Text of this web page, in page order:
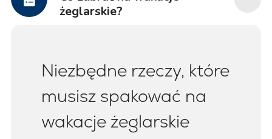
żeglarskie?
Niezbędne rzeczy, które
musisz spakować na
wakacje żeglarskie